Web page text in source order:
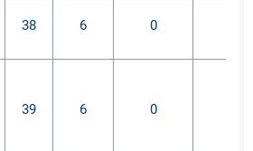
38 6 0
39 6 0